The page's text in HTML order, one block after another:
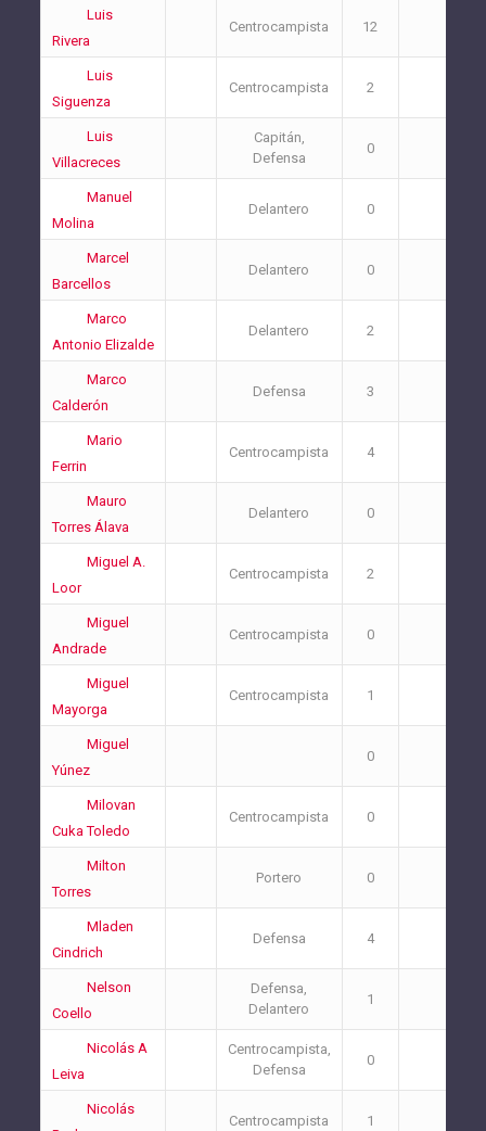
Luis
Rivera
Centrocampista 12
Luis
Siguenza
Centrocampista 2
Luis
Villacreces
Capitán,
Defensa
0
Manuel
Molina
Delantero 0
Marcel
Barcellos
Delantero 0
Marco
Antonio Elizalde
Delantero 2
Marco
Calderón
Defensa 3
Mario
Ferrin
Centrocampista 4
Mauro
Torres Álava
Delantero 0
Miguel A.
Loor
Centrocampista 2
Miguel
Andrade
Centrocampista 0
Miguel
Mayorga
Centrocampista 1
Miguel
Yúnez
0
Milovan
Cuka Toledo
Centrocampista 0
Milton
Torres
Portero 0
Mladen
Cindrich
Defensa 4
Nelson
Coello
Defensa,
Delantero
1
Nicolás A
Leiva
Centrocampista,
Defensa
0
Nicolás
Centrocampista 1